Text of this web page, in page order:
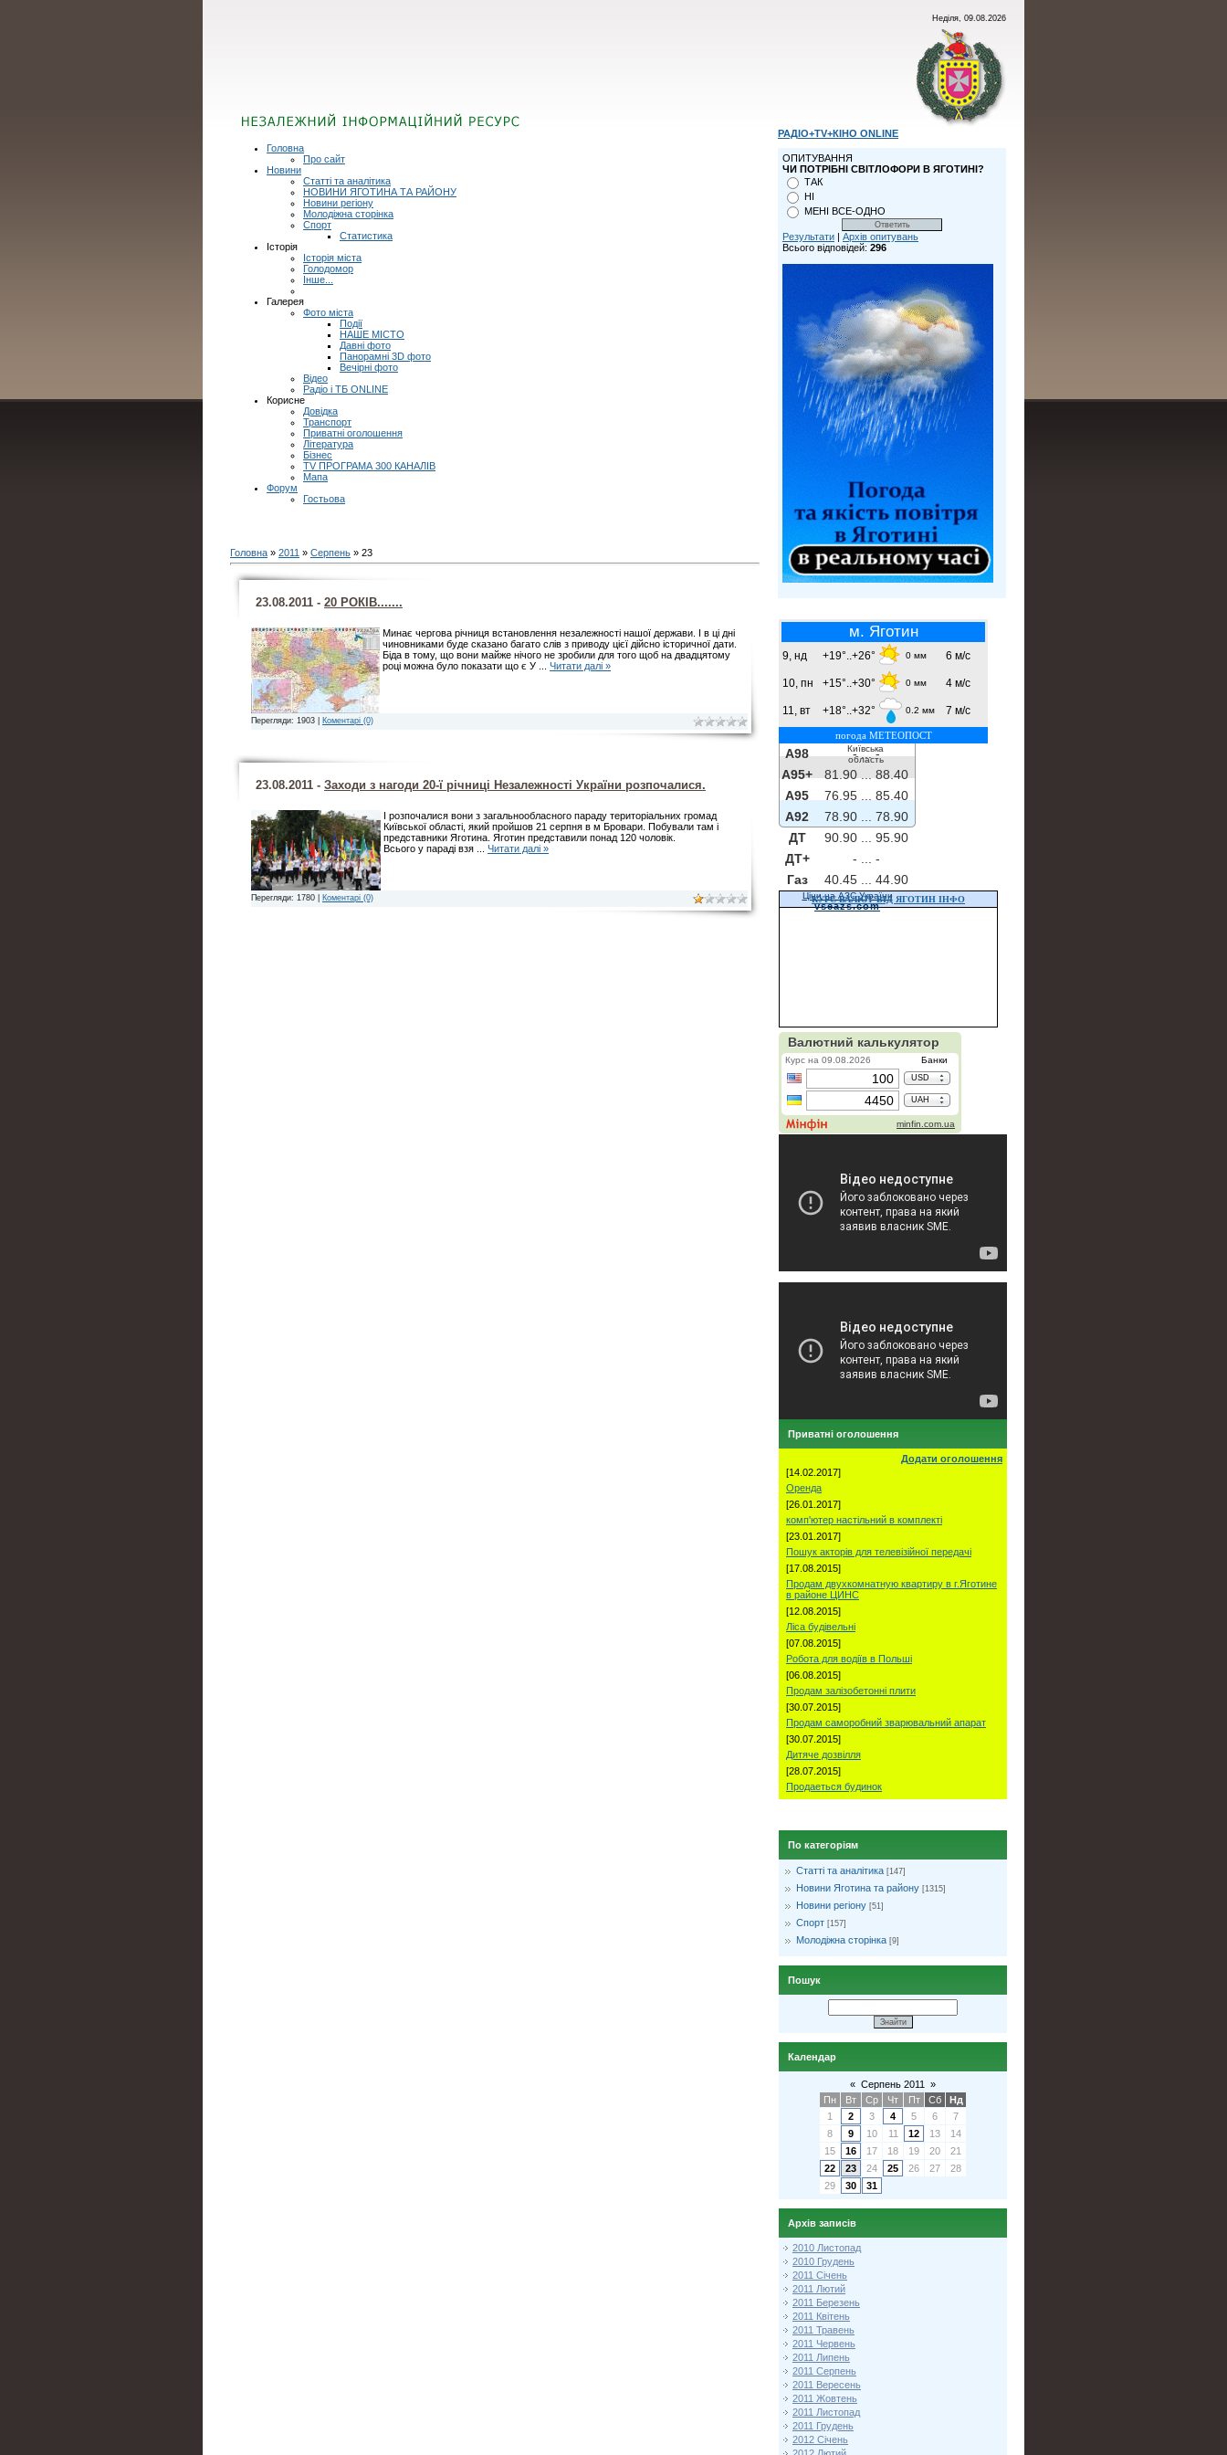
Неділя, 09.08.2026
Головна
Про сайт
Новини
Статті та аналітика
НОВИНИ ЯГОТИНА ТА РАЙОНУ
Новини регіону
Молодіжна сторінка
Спорт
Статистика
Історія
Історія міста
Голодомор
Інше...
Галерея
Фото міста
Події
НАШЕ МІСТО
Давні фото
Панорамні 3D фото
Вечірні фото
Відео
Радіо і ТБ ONLINE
Корисне
Довідка
Транспорт
Приватні оголошення
Література
Бізнес
TV ПРОГРАМА 300 КАНАЛІВ
Мапа
Форум
Гостьова
Головна » 2011 » Серпень » 23
23.08.2011 - 20 РОКІВ.......
Минає чергова річниця встановлення незалежності нашої держави. І в ці дні
чиновниками буде сказано багато слів з приводу цієї дійсно історичної дати.
Біда в тому, що вони майже нічого не зробили для того щоб на двадцятому
році можна було показати що є У
Читати далі »
Перегляди: 1903 | Коментарі (0)
23.08.2011 - Заходи з нагоди 20-ї річниці Незалежності України розпочалися.
І розпочалися вони з загальнообласного параду територіальних громад
Київської області, який пройшов 21 серпня в м Бровари. Побували там і
представники Яготина. Яготин представили понад 120 чоловік.
Всього у параді взя
Читати далі »
Перегляди: 1780 | Коментарі (0)
РАДІО+TV+КІНО ONLINE
ОПИТУВАННЯ
ЧИ ПОТРІБНІ СВІТЛОФОРИ В ЯГОТИНІ?
ТАК
НІ
МЕНІ ВСЕ-ОДНО
Результати | Архів опитувань
Всього відповідей: 296
м. Яготин
9, нд +19°..+26° 0 мм 6 м/с
10, пн +15°..+30° 0 мм 4 м/с
11, вт +18°..+32° 0.2 мм 7 м/с
погода МЕТЕОПОСТ
Київська
область
A98 - ...-
A95+
81.90 ...
88.40
A95
76.95 ...
85.40
A92
78.90 ...
78.90
ДТ
90.90 ...
95.90
ДТ+
- ...
-
Газ
40.45 ... 44.90
Ціни на АЗС України
vseazs.com
КУРС ВАЛЮТ ВІД ЯГОТИН ІНФО
Приватні оголошення
Додати оголошення
[14.02.2017]
Оренда
[26.01.2017]
комп'ютер настільний в комплекті
[23.01.2017]
Пошук акторів для телевізійної передачі
[17.08.2015]
Продам двухкомнатную квартиру в г.Яготине
в районе ЦИНС
[12.08.2015]
Ліса будівельні
[07.08.2015]
Робота для водіїв в Польші
[06.08.2015]
Продам залізобетонні плити
[30.07.2015]
Продам саморобний зварювальний апарат
[30.07.2015]
Дитяче дозвілля
[28.07.2015]
Продаеться будинок
По категоріям
Статті та аналітика [147]
Новини Яготина та району [1315]
Новини регіону [51]
Спорт [157]
Молодіжна сторінка [9]
Пошук
Календар
« Серпень 2011
»
Пн
Вт Ср Чт Пт Сб
Нд
1
2 3 4 5 6
7
8
9 10 11 12 13
14
15
16 17 18 19 20
21
22
23 24 25 26 27
28
29
30 31
Архів записів
2010 Листопад
2010 Грудень
2011 Січень
2011 Лютий
2011 Березень
2011 Квітень
2011 Травень
2011 Червень
2011 Липень
2011 Серпень
2011 Вересень
2011 Жовтень
2011 Листопад
2011 Грудень
2012 Січень